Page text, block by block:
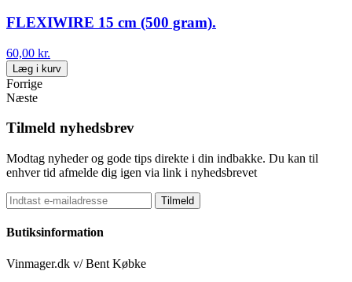
FLEXIWIRE 15 cm (500 gram).
60,00 kr.
Læg i kurv
Forrige
Næste
Tilmeld nyhedsbrev
Modtag nyheder og gode tips direkte i din indbakke. Du kan til
enhver tid afmelde dig igen via link i nyhedsbrevet
Tilmeld
Butiksinformation
Vinmager.dk v/ Bent Købke